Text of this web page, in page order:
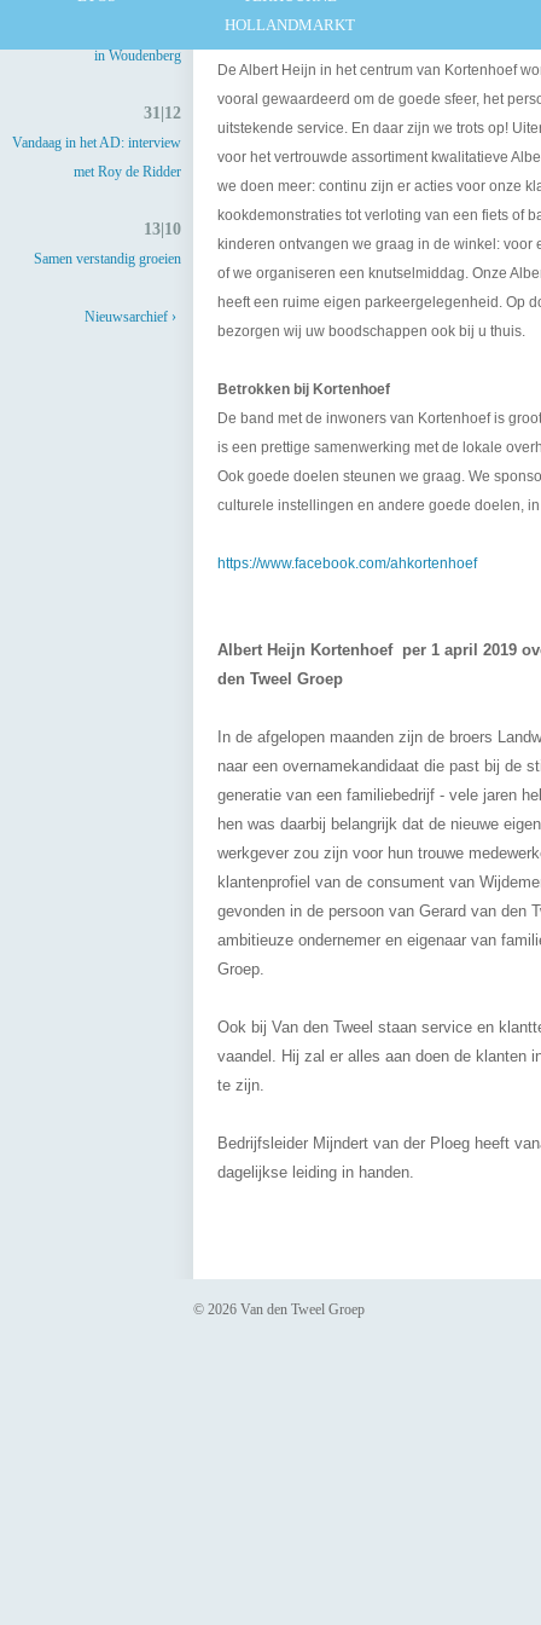
HOLLANDMARKT
in Woudenberg
31|12
Vandaag in het AD: interview
met Roy de Ridder
13|10
Samen verstandig groeien
Nieuwsarchief ›
De Albert Heijn in het centrum van Kortenhoef
vooral gewaardeerd om de goede sfeer, het
uitstekende service. En daar zijn we trots op!
voor het vertrouwde assortiment kwalitatieve
we doen meer: continu zijn er acties voor onze
kookdemonstraties tot verloting van een fiets of
kinderen ontvangen we graag in de winkel: voor
of we organiseren een knutselmiddag. Onze
heeft een ruime eigen parkeergelegenheid. Op
bezorgen wij uw boodschappen ook bij u thuis.
Betrokken bij Kortenhoef
De band met de inwoners van Kortenhoef is
is een prettige samenwerking met de lokale
Ook goede doelen steunen we graag. We
culturele instellingen en andere goede doelen,
https://www.facebook.com/ahkortenhoef
Albert Heijn Kortenhoef per 1 april 2019
den Tweel Groep
In de afgelopen maanden zijn de broers
naar een overnamekandidaat die past bij de
generatie van een familiebedrijf - vele jaren
hen was daarbij belangrijk dat de nieuwe
werkgever zou zijn voor hun trouwe
klantenprofiel van de consument van
gevonden in de persoon van Gerard van den
ambitieuze ondernemer en eigenaar van
Groep.
Ook bij Van den Tweel staan service en
vaandel. Hij zal er alles aan doen de klanten
te zijn.
Bedrijfsleider Mijndert van der Ploeg heeft
dagelijkse leiding in handen.
© 2026 Van den Tweel Groep